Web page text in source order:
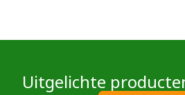
Uitgelichte